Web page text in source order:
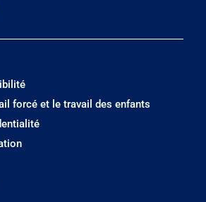
forcé et le travail des enfants